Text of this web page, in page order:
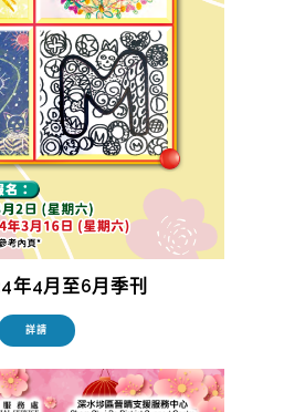
年4月至6月季刊
詳請